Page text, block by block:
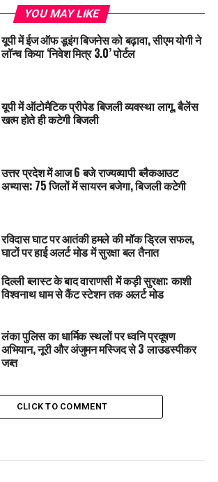
YOU MAY LIKE
यूपी में ईज ऑफ डूइंग बिजनेस को बढ़ावा, सीएम योगी ने
लॉन्च किया ‘निवेश मित्र 3.0’ पोर्टल
यूपी में ऑटोमैटिक प्रीपेड बिजली व्यवस्था लागू, बैलेंस
खत्म होते ही कटेगी बिजली
उत्तर प्रदेश में आज 6 बजे राज्यव्यापी ब्लैकआउट
अभ्यास: 75 जिलों में सायरन बजेगा, बिजली कटेगी
रविदास घाट पर आतंकी हमले की मॉक ड्रिल सफल,
घाटों पर हाई अलर्ट मोड में सुरक्षा बल तैनात
दिल्ली ब्लास्ट के बाद वाराणसी में कड़ी सुरक्षा: काशी
विश्वनाथ धाम से कैंट स्टेशन तक अलर्ट मोड
लंका पुलिस का धार्मिक स्थलों पर ध्वनि प्रदूषण
अभियान, नूरी और अंजुमन मस्जिद से 3 लाउडस्पीकर
जब्त
CLICK TO COMMENT